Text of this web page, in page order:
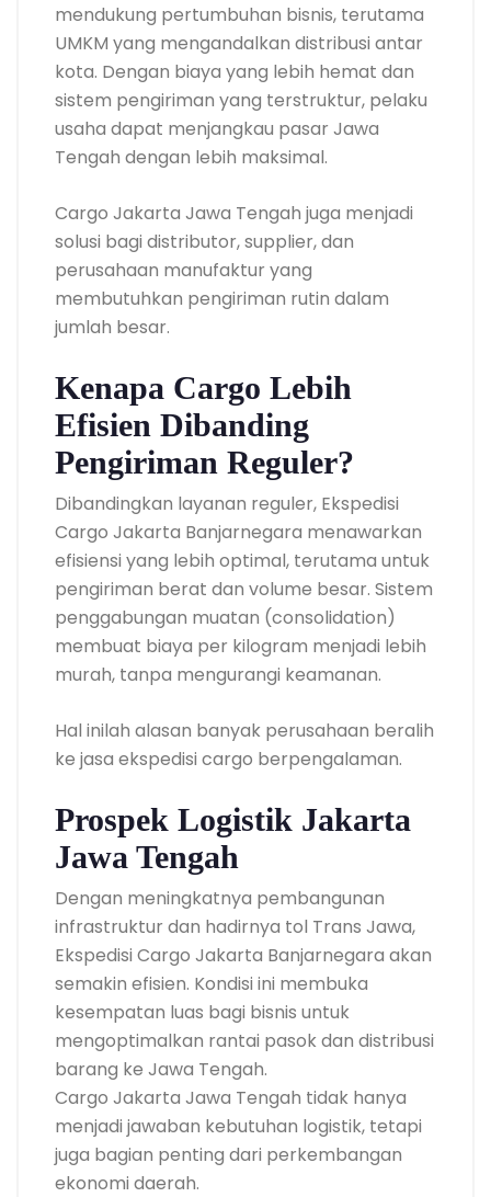
mendukung pertumbuhan bisnis, terutama
UMKM yang mengandalkan distribusi antar
kota. Dengan biaya yang lebih hemat dan
sistem pengiriman yang terstruktur, pelaku
usaha dapat menjangkau pasar Jawa
Tengah dengan lebih maksimal.
Cargo Jakarta Jawa Tengah juga menjadi
solusi bagi distributor, supplier, dan
perusahaan manufaktur yang
membutuhkan pengiriman rutin dalam
jumlah besar.
Kenapa Cargo Lebih
Efisien Dibanding
Pengiriman Reguler?
Dibandingkan layanan reguler, Ekspedisi
Cargo Jakarta Banjarnegara menawarkan
efisiensi yang lebih optimal, terutama untuk
pengiriman berat dan volume besar. Sistem
penggabungan muatan (consolidation)
membuat biaya per kilogram menjadi lebih
murah, tanpa mengurangi keamanan.
Hal inilah alasan banyak perusahaan beralih
ke jasa ekspedisi cargo berpengalaman.
Prospek Logistik Jakarta
Jawa Tengah
Dengan meningkatnya pembangunan
infrastruktur dan hadirnya tol Trans Jawa,
Ekspedisi Cargo Jakarta Banjarnegara akan
semakin efisien. Kondisi ini membuka
kesempatan luas bagi bisnis untuk
mengoptimalkan rantai pasok dan distribusi
barang ke Jawa Tengah.
Cargo Jakarta Jawa Tengah tidak hanya
menjadi jawaban kebutuhan logistik, tetapi
juga bagian penting dari perkembangan
ekonomi daerah.